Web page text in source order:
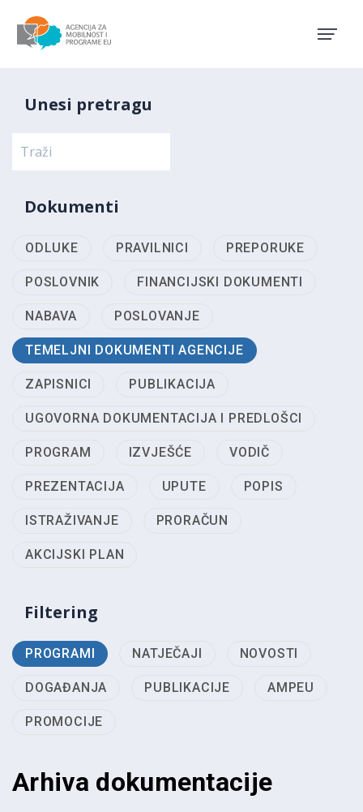
Unesi pretragu
Dokumenti
ODLUKE PRAVILNICI PREPORUKE
POSLOVNIK FINANCIJSKI DOKUMENTI
NABAVA POSLOVANJE
TEMELJNI DOKUMENTI AGENCIJE
ZAPISNICI PUBLIKACIJA
UGOVORNA DOKUMENTACIJA I PREDLOŠCI
PROGRAM IZVJEŠĆE VODIČ
PREZENTACIJA UPUTE POPIS
ISTRAŽIVANJE PRORAČUN
AKCIJSKI PLAN
Filtering
PROGRAMI NATJEČAJI NOVOSTI
DOGAĐANJA PUBLIKACIJE AMPEU
PROMOCIJE
Arhiva dokumentacije